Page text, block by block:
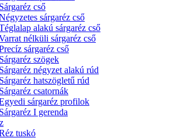
Sárgaréz cső
sárgaréz cső
alakú sárgaréz cső
nélküli sárgaréz cső
sárgaréz cső
Sárgaréz szögek
Sárgaréz négyzet alakú rúd
Sárgaréz hatszögletű rúd
Sárgaréz csatornák
sárgaréz profilok
Sárgaréz I gerenda
tuskó